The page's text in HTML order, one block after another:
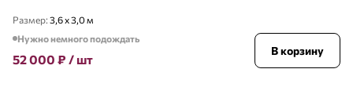
Размер: 3,6 х 3,0 м
Нужно немного подождать
52 000 ₽ / шт
В корзину